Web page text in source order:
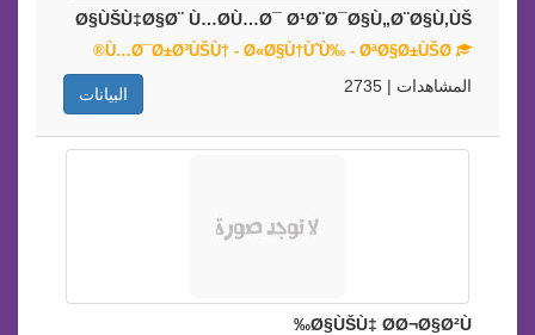
Ø§ÙŠÙ‡Ø§Ø¨ Ù…Ø­Ù…Ø¯ Ø¹Ø¨Ø¯Ø§Ù„Ø¨Ø§Ù‚ÙŠ
البيانات المشاهدات | 2735
Ø§ÙŠÙ‡ Ø­Ø¬Ø§Ø²Ù‰